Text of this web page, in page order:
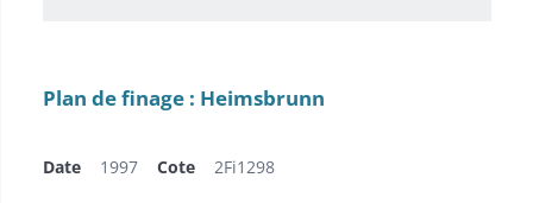
Plan de finage : Heimsbrunn
Date 1997 Cote 2Fi1298